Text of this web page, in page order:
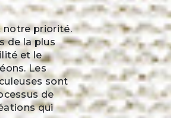
notre priorité.
de la plus
et le
Les
sont
de
qui